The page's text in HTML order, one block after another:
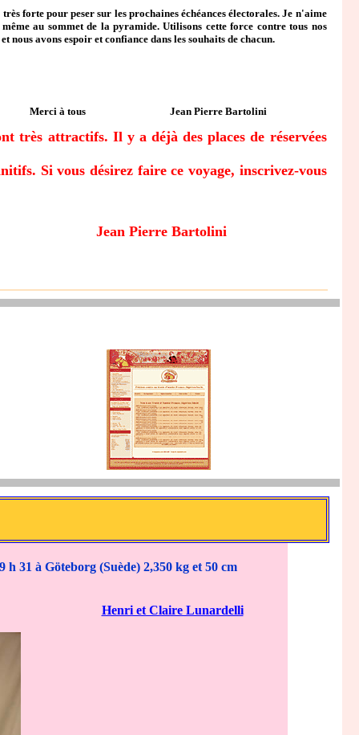
forte pour peser sur les prochaines échéances électorales. Je n'aime
au sommet de la pyramide. Utilisons cette force contre tous nos
nous avons espoir et confiance dans les souhaits de chacun.
Merci à tous Jean Pierre Bartolini
très attractifs. Il y a déjà des places de réservées
Si vous désirez faire ce voyage, inscrivez-vous
Jean Pierre Bartolini
31 à Göteborg (Suède) 2,350 kg et 50 cm
Henri et Claire Lunardelli